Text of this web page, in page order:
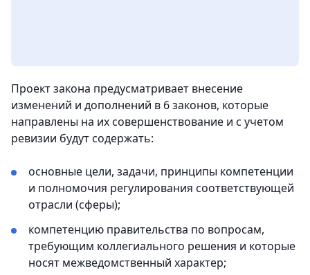
Проект закона предусматривает внесение
изменений и дополнений в 6 законов, которые
направлены на их совершенствование и с учетом
ревизии будут содержать:
основные цели, задачи, принципы компетенции
и полномочия регулирования соответствующей
отрасли (сферы);
компетенцию правительства по вопросам,
требующим коллегиального решения и которые
носят межведомственный характер;